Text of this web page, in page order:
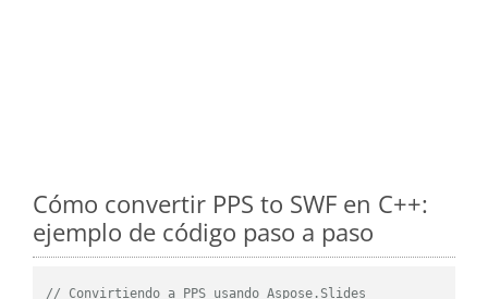
Cómo convertir PPS to SWF en C++:
ejemplo de código paso a paso
// Convirtiendo a PPS usando Aspose.Slides